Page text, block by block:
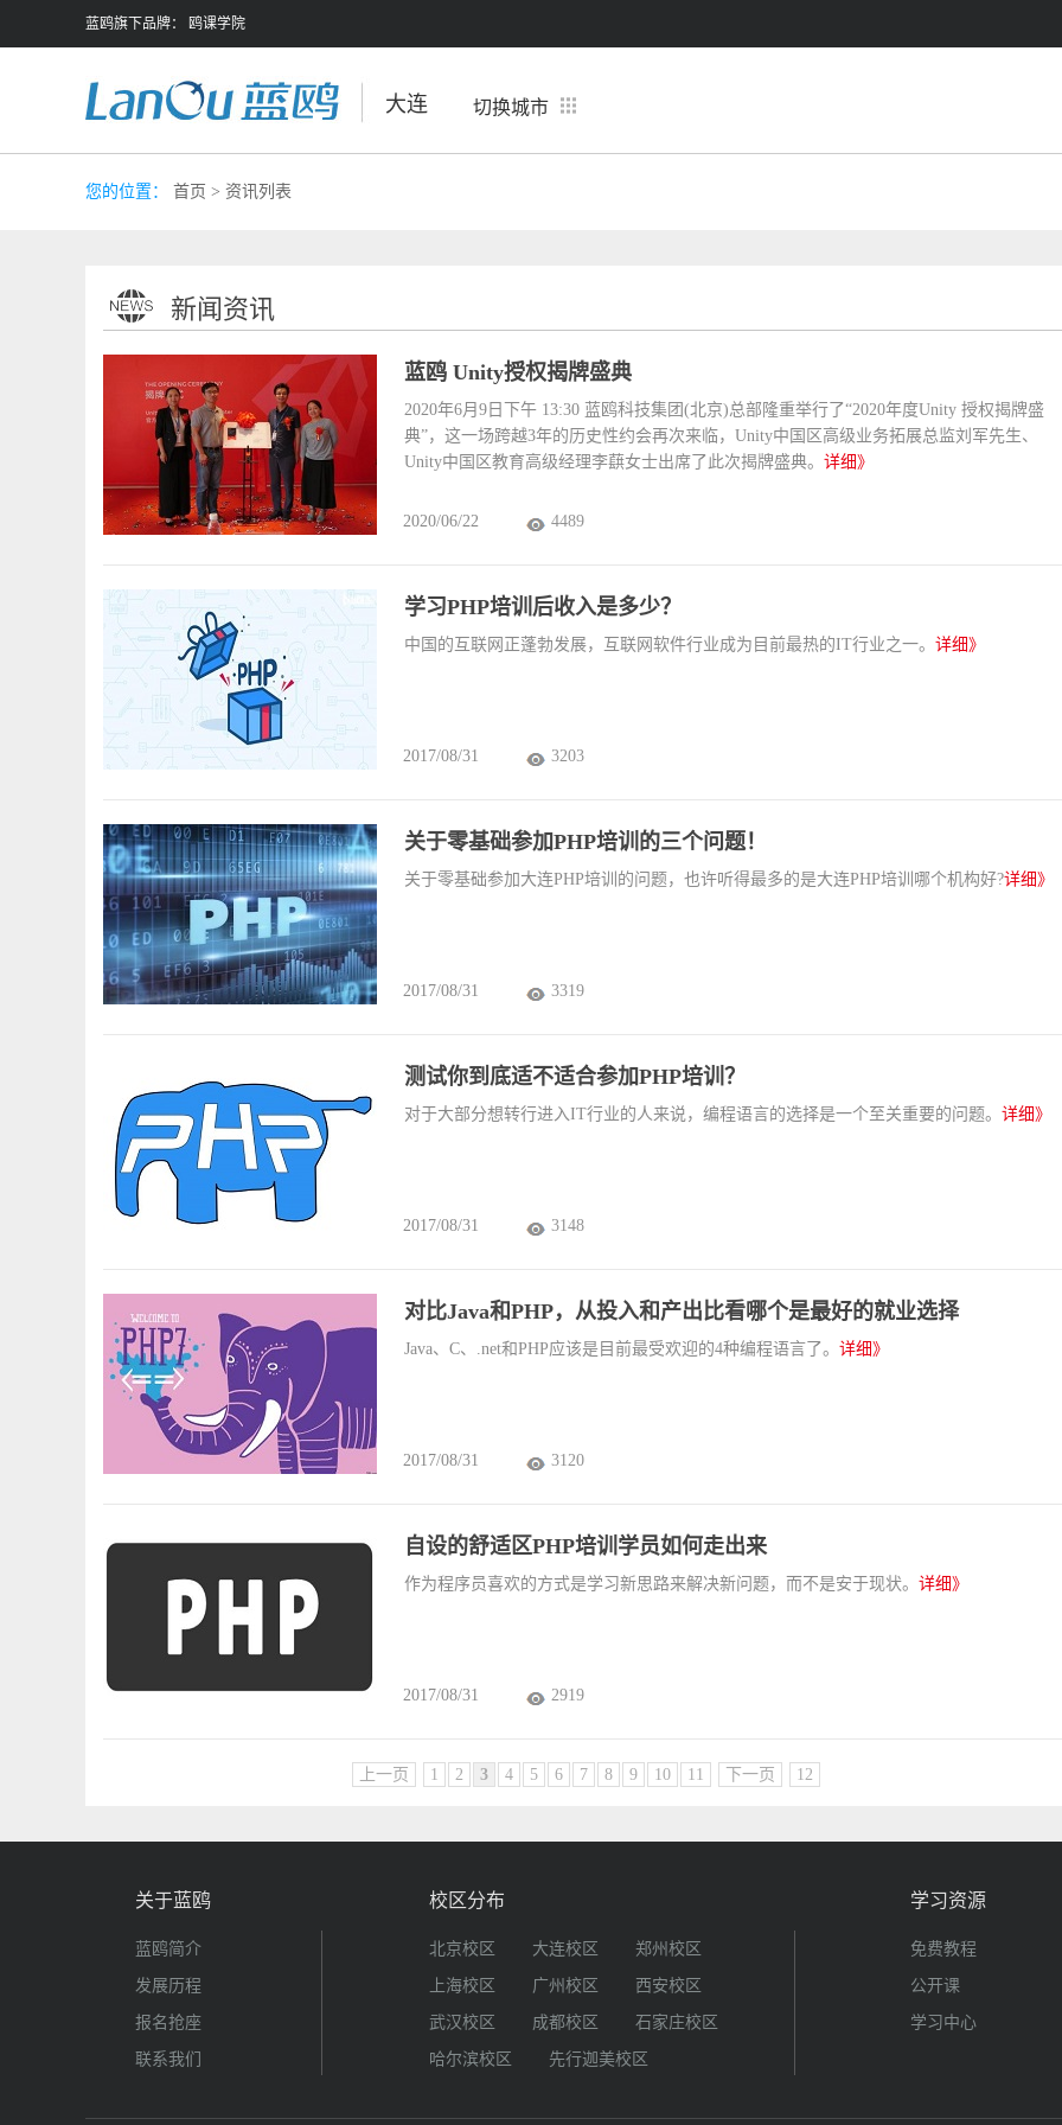
蓝鸥旗下品牌： 鸥课学院
大连 切换城市
您的位置： 首页 > 资讯列表
新闻资讯
蓝鸥 Unity授权揭牌盛典
2020年6月9日下午 13:30 蓝鸥科技集团(北京)总部隆重举行了“2020年度Unity 授权揭牌盛
典”，这一场跨越3年的历史性约会再次来临，Unity中国区高级业务拓展总监刘军先生、
Unity中国区教育高级经理李蕻女士出席了此次揭牌盛典。 详细》
2020/06/22 4489
学习PHP培训后收入是多少？
中国的互联网正蓬勃发展，互联网软件行业成为目前最热的IT行业之一。 详细》
2017/08/31 3203
关于零基础参加PHP培训的三个问题！
关于零基础参加大连PHP培训的问题，也许听得最多的是大连PHP培训哪个机构好?详细》
2017/08/31 3319
测试你到底适不适合参加PHP培训？
对于大部分想转行进入IT行业的人来说，编程语言的选择是一个至关重要的问题。 详细》
2017/08/31 3148
对比Java和PHP，从投入和产出比看哪个是最好的就业选择
Java、C、.net和PHP应该是目前最受欢迎的4种编程语言了。 详细》
2017/08/31 3120
自设的舒适区PHP培训学员如何走出来
作为程序员喜欢的方式是学习新思路来解决新问题，而不是安于现状。 详细》
2017/08/31 2919
上一页 1 2 3 4 5 6 7 8 9 10 11 下一页 12
关于蓝鸥
蓝鸥简介
发展历程
报名抢座
联系我们
校区分布
北京校区 大连校区 郑州校区
上海校区 广州校区 西安校区
武汉校区 成都校区 石家庄校区
哈尔滨校区 先行迦美校区
学习资源
免费教程
公开课
学习中心